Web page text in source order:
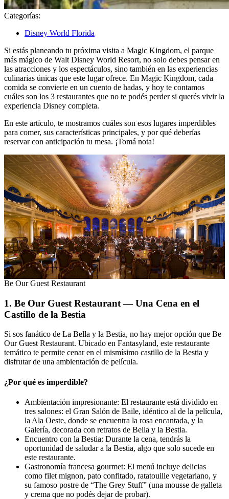
Categorías:
Disney World Florida
Si estás planeando tu próxima visita a Magic Kingdom, el parque
más mágico de Walt Disney World Resort, no solo debes pensar en
las atracciones y los espectáculos, sino también en las experiencias
culinarias únicas que este lugar ofrece. En Magic Kingdom, cada
comida se convierte en un cuento de hadas, y hoy te contamos
cuáles son los 3 restaurantes que no te podés perder si querés vivir la
experiencia Disney completa.
En este artículo, te mostramos cuáles son esos lugares imperdibles
para comer, sus características principales, y por qué deberías
reservar con anticipación tu mesa. ¡Tomá nota!
Be Our Guest Restaurant
1. Be Our Guest Restaurant — Una Cena en el
Castillo de la Bestia
Si sos fanático de La Bella y la Bestia, no hay mejor opción que Be
Our Guest Restaurant. Ubicado en Fantasyland, este restaurante
temático te permite cenar en el mismísimo castillo de la Bestia y
disfrutar de una ambientación de película.
¿Por qué es imperdible?
Ambientación impresionante: El restaurante está dividido en
tres salones: el Gran Salón de Baile, idéntico al de la película,
la Ala Oeste, donde se encuentra la rosa encantada, y la
Galería, decorada con retratos de Bella y la Bestia.
Encuentro con la Bestia: Durante la cena, tendrás la
oportunidad de saludar a la Bestia, algo que solo sucede en
este restaurante.
Gastronomía francesa gourmet: El menú incluye delicias
como filet mignon, pato confitado, ratatouille vegetariano, y
su famoso postre de “The Grey Stuff” (una mousse de galleta
y crema que no podés dejar de probar).